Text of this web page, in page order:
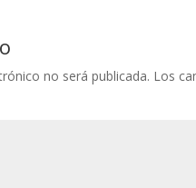
no será publicada. Los